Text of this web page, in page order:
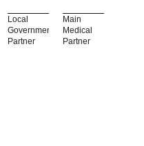
Local
Government
Partner
Main
Medical
Partner